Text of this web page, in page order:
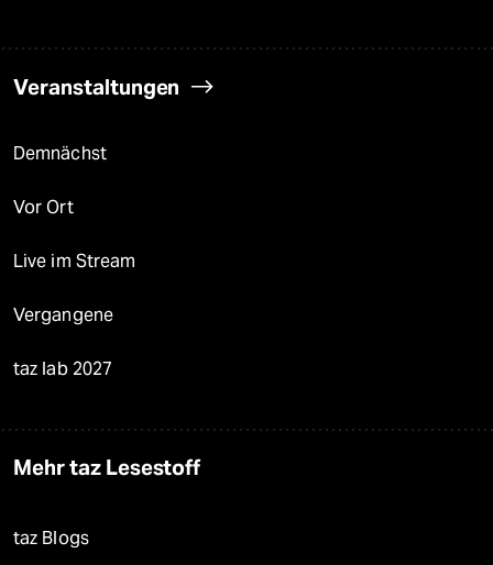
Veranstaltungen
Demnächst
Vor Ort
Live im Stream
Vergangene
taz lab 2027
Mehr taz Lesestoff
taz Blogs